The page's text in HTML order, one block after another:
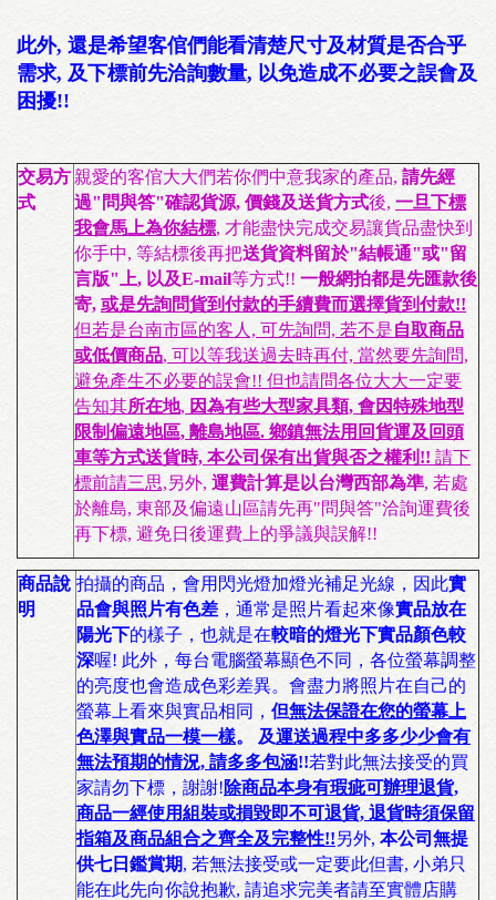
此外, 還是希望客倌們能看清楚尺寸及材質是否合乎
需求, 及下標前先洽詢數量, 以免造成不必要之誤會及
困擾!!
交易方
式
親愛的客倌大大們若你們中意我家的產品, 請先經
過"問與答"確認貨源, 價錢及送貨方式後, 一旦下標
我會馬上為你結標, 才能盡快完成交易讓貨品盡快到
你手中, 等結標後再把送貨資料留於"結帳通"或"留
言版"上, 以及E-mail等方式!! 一般網拍都是先匯款後
寄, 或是先詢問貨到付款的手續費而選擇貨到付款!!
但若是台南市區的客人, 可先詢問, 若不是自取商品
或低價商品, 可以等我送過去時再付, 當然要先詢問,
避免產生不必要的誤會!! 但也請問各位大大一定要
告知其所在地, 因為有些大型家具類, 會因特殊地型
限制偏遠地區, 離島地區. 鄉鎮無法用回貨運及回頭
車等方式送貨時, 本公司保有出貨與否之權利!! 請下
標前請三思,另外, 運費計算是以台灣西部為準, 若處
於離島, 東部及偏遠山區請先再"問與答"洽詢運費後
再下標, 避免日後運費上的爭議與誤解!!
商品說
明
拍攝的商品，會用閃光燈加燈光補足光線，因此實
品會與照片有色差 ，通常是照片看起來像實品放在
陽光下的樣子，也就是在較暗的燈光下實品顏色較
深喔! 此外，每台電腦螢幕顯色不同，各位螢幕調整
的亮度也會造成色彩差異。會盡力將照片在自己的
螢幕上看來與實品相同， 但無法保證在您的螢幕上
色澤與實品一模一樣。 及運送過程中多多少少會有
無法預期的情況, 請多多包涵!!若對此無法接受的買
家請勿下標，謝謝!除商品本身有瑕疵可辦理退貨,
商品一經使用組裝或損毀即不可退貨, 退貨時須保留
指箱及商品組合之齊全及完整性!!另外, 本公司無提
供七日鑑賞期, 若無法接受或一定要此但書, 小弟只
能在此先向你說抱歉, 請追求完美者請至實體店購